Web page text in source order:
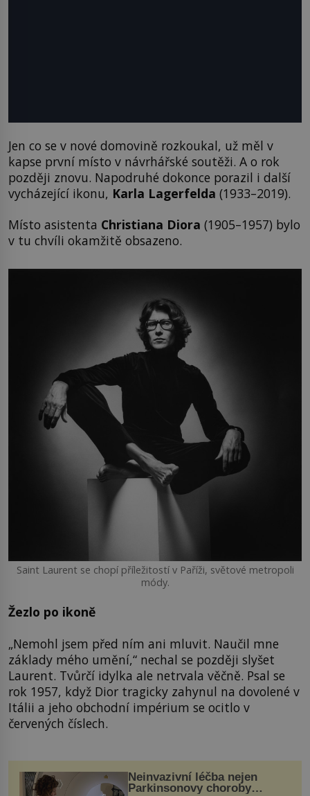
Jen co se v nové domovině rozkoukal, už měl v
kapse první místo v návrhářské soutěži. A o rok
později znovu. Napodruhé dokonce porazil i další
vycházející ikonu, Karla Lagerfelda (1933–2019).
Místo asistenta Christiana Diora (1905–1957) bylo
v tu chvíli okamžitě obsazeno.
Saint Laurent se chopí příležitostí v Paříži, světové metropoli
módy.
Žezlo po ikoně
„Nemohl jsem před ním ani mluvit. Naučil mne
základy mého umění,“ nechal se později slyšet
Laurent. Tvůrčí idylka ale netrvala věčně. Psal se
rok 1957, když Dior tragicky zahynul na dovolené v
Itálii a jeho obchodní impérium se ocitlo v
červených číslech.
Neinvazivní léčba nejen
Parkinsonovy choroby